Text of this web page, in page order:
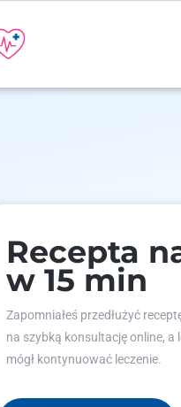
Recepta
w 15 min
Zapomniałeś przedłużyć
na szybką konsultację online, a
mógł kontynuować leczenie.